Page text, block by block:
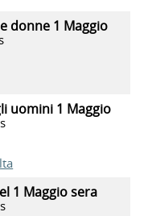
donne 1 Maggio
uomini 1 Maggio
1 Maggio sera